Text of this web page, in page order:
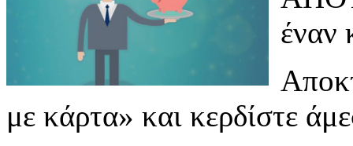
έναν
με κάρτα» και κερδίστε